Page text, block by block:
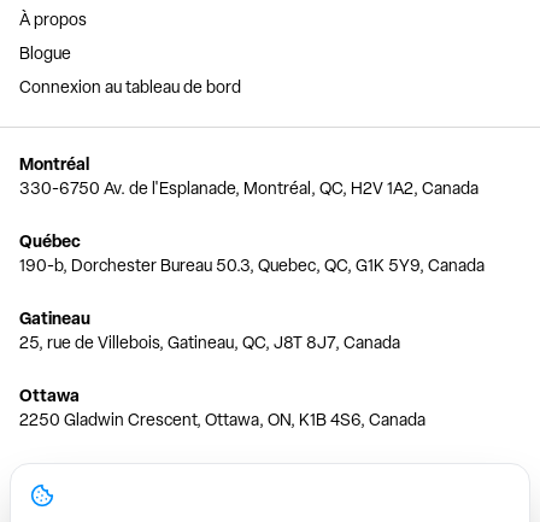
À propos
Blogue
Connexion au tableau de bord
Montréal
330-6750 Av. de l'Esplanade, Montréal, QC, H2V 1A2, Canada
Québec
190-b, Dorchester Bureau 50.3, Quebec, QC, G1K 5Y9, Canada
Gatineau
25, rue de Villebois, Gatineau, QC, J8T 8J7, Canada
Ottawa
2250 Gladwin Crescent, Ottawa, ON, K1B 4S6, Canada
Toronto
150 Ferrand Dr, 6th Floor, Toronto, ON, M3C 3E5, Canada